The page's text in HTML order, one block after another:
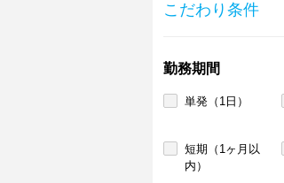
こだわり条件
勤務期間
単発（1日）
短期（1ヶ月以
内）